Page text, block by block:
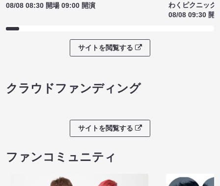
08/08 08:30 開場 09:00 開演
わくピクニック
08/08 09:30 開
サイトを閲覧する
クラウドファンディング
サイトを閲覧する
ファンコミュニティ